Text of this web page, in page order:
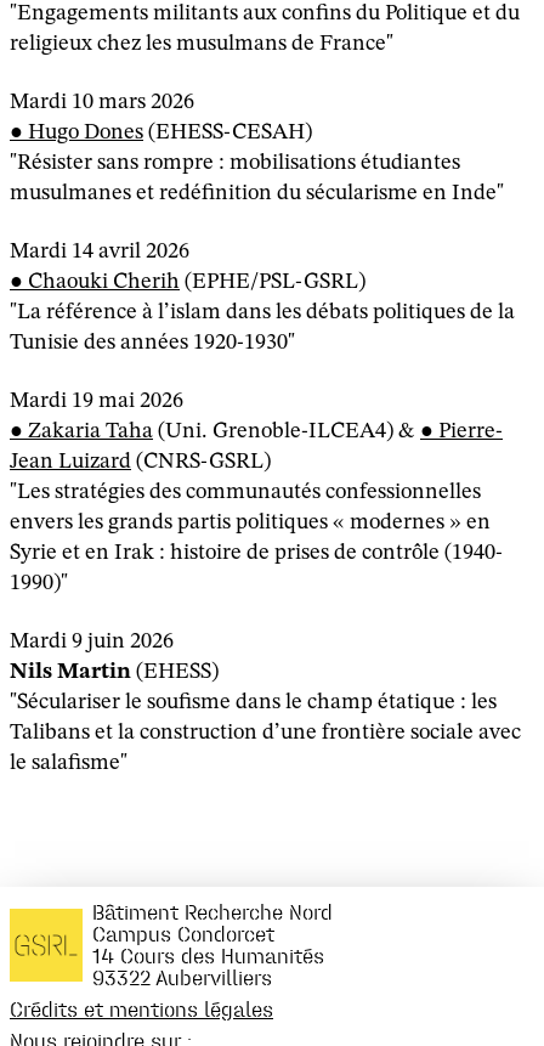
"Engagements militants aux confins du Politique et du
religieux chez les musulmans de France"
Mardi 10 mars 2026
Hugo Dones (EHESS-CESAH)
"Résister sans rompre : mobilisations étudiantes
musulmanes et redéfinition du sécularisme en Inde"
Mardi 14 avril 2026
Chaouki Cherih (EPHE/PSL-GSRL)
"La référence à l’islam dans les débats politiques de la
Tunisie des années 1920-1930"
Mardi 19 mai 2026
Zakaria Taha (Uni. Grenoble-ILCEA4) &
Pierre-
Jean Luizard (CNRS-GSRL)
"Les stratégies des communautés confessionnelles
envers les grands partis politiques « modernes » en
Syrie et en Irak : histoire de prises de contrôle (1940-
1990)"
Mardi 9 juin 2026
Nils Martin (EHESS)
"Séculariser le soufisme dans le champ étatique : les
Talibans et la construction d’une frontière sociale avec
le salafisme"
Bâtiment Recherche Nord
Campus Condorcet
14 Cours des Humanités
93322 Aubervilliers
Crédits et mentions légales
Nous rejoindre sur :